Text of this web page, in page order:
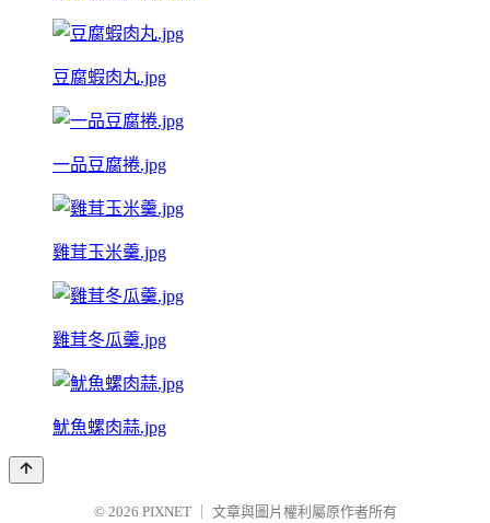
豆腐蝦肉丸.jpg
一品豆腐捲.jpg
雞茸玉米羹.jpg
雞茸冬瓜羹.jpg
魷魚螺肉蒜.jpg
© 2026 PIXNET
文章與圖片權利屬原作者所有